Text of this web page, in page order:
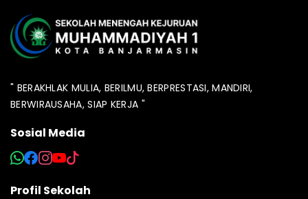
" BERAKHLAK MULIA, BERILMU, BERPRESTASI, MANDIRI,
BERWIRAUSAHA, SIAP KERJA "
Sosial Media
Profil Sekolah